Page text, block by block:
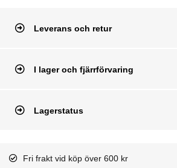
Leverans och retur
I lager och fjärrförvaring
Lagerstatus
Fri frakt vid köp över 600 kr